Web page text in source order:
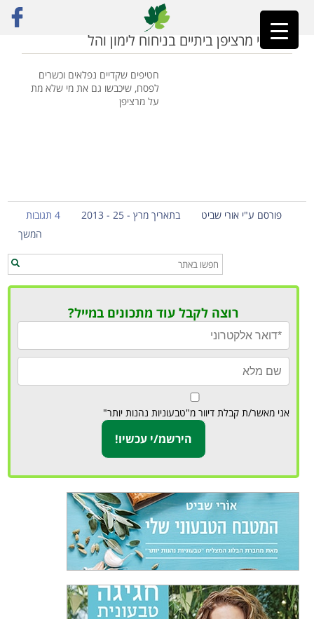
ראשי»מרציפן ביתי
כדורוני מרציפן ביתיים בניחוח לימון והל
חטיפים שקדיים נפלאים וכשרים
לפסח, שיכבשו גם את מי שלא מת
על מרציפן
פורסם ע"י אורי שביט בתאריך מרץ - 25 - 2013
4 תגובות
המשך
רוצה לקבל עוד מתכונים במייל?
אני מאשר/ת קבלת דיוור מ"טבעוניות נהנות יותר"